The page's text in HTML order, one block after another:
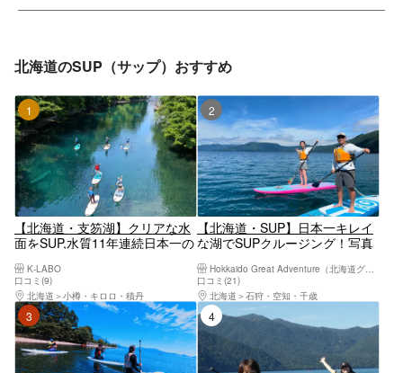
北海道のSUP（サップ）おすすめ
1位
【北海道・支笏湖】クリアな水
面をSUP,水質11年連続日本一の
GOPRO 11で写真撮影＆写真プ
レゼント付き♪
K-LABO
口コミ(9)
北海道
小樽・キロロ・積丹
2位
【北海道・SUP】日本一キレイ
な湖でSUPクルージング！写真
ル）初心者でも安心！
Hokkaido Great Adventure（北海道グレートアドベンチャー）
口コミ(21)
北海道
石狩・空知・千歳
3位 4位